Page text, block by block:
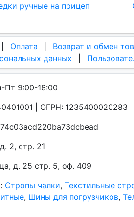
ручные на прицеп
Оплата Возврат и обмен
данных
Пт 9:00-18:00
| ОГРН: 1235400020283
2, стр. 21
д. 25 стр. 5, оф. 409
Стропы чалки, Текстильные
, Шины для погрузчиков,